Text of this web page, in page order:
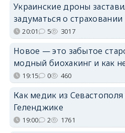
Украинские дроны
задуматься о страховании
20:01 5 3017
Новое — это забытое
модный биохакинг и как
19:15 0 460
Как медик из Севастополя
Геленджике
19:00 2 1761